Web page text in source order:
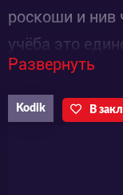
роскоши и нив
учёба это
Уильяму
приходилось,
взрослой
Развернуть
Kodik В